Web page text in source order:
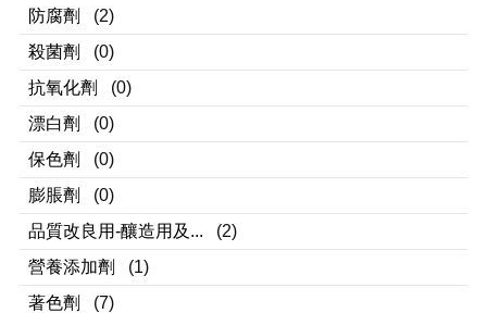
防腐劑
(2)
殺菌劑
(0)
抗氧化劑
(0)
漂白劑
(0)
保色劑
(0)
膨脹劑
(0)
品質改良用-釀造用及...
(2)
營養添加劑
(1)
著色劑
(7)